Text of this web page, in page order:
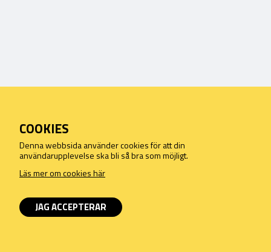
COOKIES
Denna webbsida använder cookies för att din
användarupplevelse ska bli så bra som möjligt.
Läs mer om cookies här
JAG ACCEPTERAR